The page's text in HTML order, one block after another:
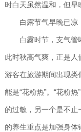
时白天虽然温和，但早
白露节气早晚已凉
白露时节，支气管哮
此时秋高气爽，正是
游客在旅游期间出现类
能是“花粉热”。“花粉
的过敏，另一个是不
的养生重点是加强身